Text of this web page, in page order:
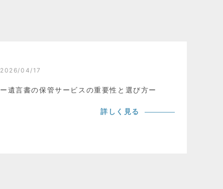
2026/04/17
ー遺言書の保管サービスの重要性と選び方ー
詳しく見る